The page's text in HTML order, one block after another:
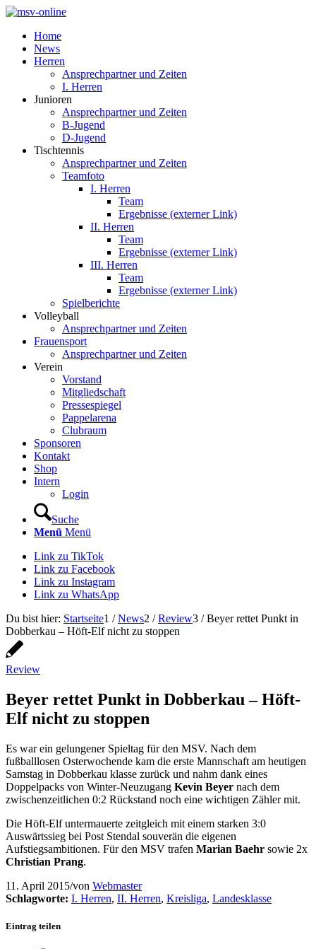
Home
News
Herren
Ansprechpartner und Zeiten
I. Herren
Junioren
Ansprechpartner und Zeiten
B-Jugend
D-Jugend
Tischtennis
Ansprechpartner und Zeiten
Teamfoto
I. Herren
Team
Ergebnisse (externer Link)
II. Herren
Team
Ergebnisse (externer Link)
III. Herren
Team
Ergebnisse (externer Link)
Spielberichte
Volleyball
Ansprechpartner und Zeiten
Frauensport
Ansprechpartner und Zeiten
Verein
Vorstand
Mitgliedschaft
Pressespiegel
Pappelarena
Clubraum
Sponsoren
Kontakt
Shop
Intern
Login
Suche
Menü Menü
Link zu TikTok
Link zu Facebook
Link zu Instagram
Link zu WhatsApp
Du bist hier: Startseite1 / News2 / Review3 / Beyer rettet Punkt in
Dobberkau – Höft-Elf nicht zu stoppen
Review
Beyer rettet Punkt in Dobberkau – Höft-
Elf nicht zu stoppen
Es war ein gelungener Spieltag für den MSV. Nach dem
fußballlosen Osterwochende kam die erste Mannschaft am heutigen
Samstag in Dobberkau klasse zurück und nahm dank eines
Doppelpacks von Winter-Neuzugang Kevin Beyer nach dem
zwischenzeitlichen 0:2 Rückstand noch eine wichtigen Zähler mit.
Die Höft-Elf untermauerte zeitgleich mit einem starken 3:0
Auswärtssieg bei Post Stendal souverän die eigenen
Aufstiegsambitionen. Für den MSV trafen Marian Baehr sowie 2x
Christian Prang.
11. April 2015/von Webmaster
Schlagworte: I. Herren, II. Herren, Kreisliga, Landesklasse
Eintrag teilen